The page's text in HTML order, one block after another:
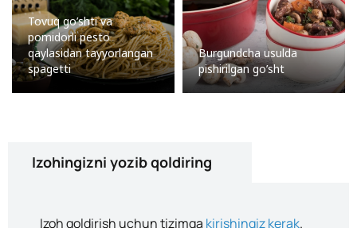
Tovuq go’shti va
pomidorli pesto
qaylasidan tayyorlangan
spagetti
Burgundcha usulda
pishirilgan go’sht
Izohingizni yozib qoldiring
Izoh qoldirish uchun tizimga kirishingiz kerak.